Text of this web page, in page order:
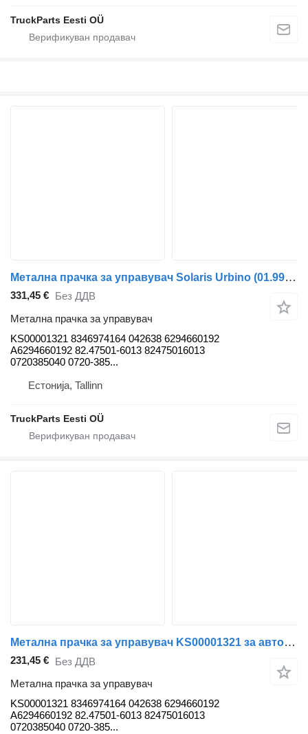
TruckParts Eesti OÜ
Метална прачка за управувач Solaris Urbino (01.99-) KS00001321 за автобус Solaris Urbino, Alpino, Vacanza (1999-)
331,45 €
Без ДДВ
Метална прачка за управувач
KS00001321 8346974164 042638 6294660192
A6294660192 82.47501-6013 82475016013
0720385040 0720-385...
Естонија, Tallinn
TruckParts Eesti OÜ
Метална прачка за управувач KS00001321 за автобус Solaris Urbino Alpino, Vacanza (1999)
231,45 € Без ДДВ
Метална прачка за управувач
KS00001321 8346974164 042638 6294660192
A6294660192 82.47501-6013 82475016013
0720385040 0720-385...